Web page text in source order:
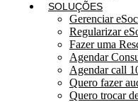
SOLUÇÕES
Gerenciar
Regularizar
Fazer uma
Agendar
Agendar call
Quero fazer
Quero trocar